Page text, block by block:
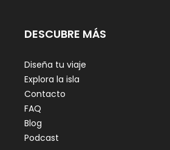
DESCUBRE MÁS
Diseña tu viaje
Explora la isla
Contacto
FAQ
Blog
Podcast